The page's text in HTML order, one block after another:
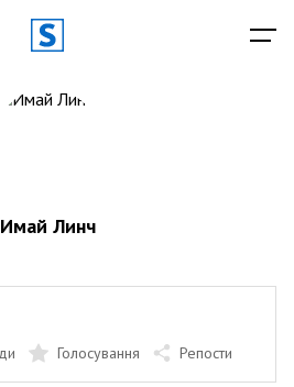
Имай Линч
Голосування Репости